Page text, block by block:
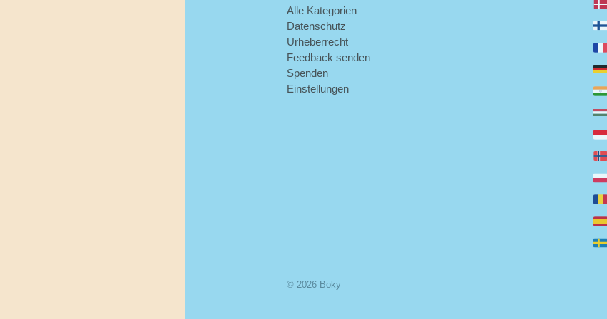
Alle Kategorien
Datenschutz
Urheberrecht
Feedback senden
Spenden
Einstellungen
© 2026 Boky